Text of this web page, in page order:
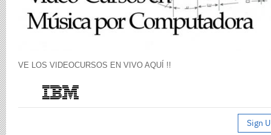
VE LOS VIDEOCURSOS EN VIVO AQUÍ !!